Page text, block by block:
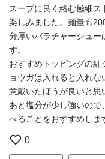
スープに良く絡む極細
楽しみました。麺量も
分厚いバラチャーシュー
す。
おすすめトッピングの
ョウガは入れると入れ
意戴いたほうが良いと思
あと塩分が少し強いの
べることをおすすめしま
0